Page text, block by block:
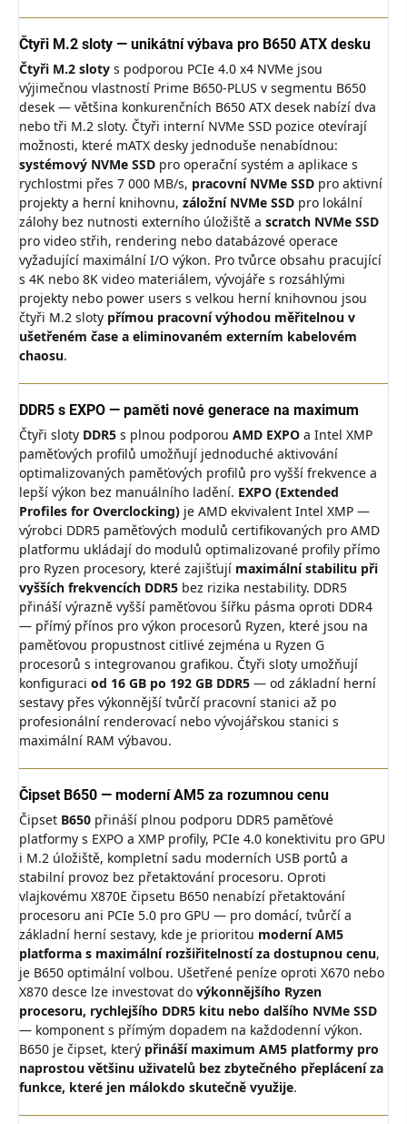
Čtyři M.2 sloty — unikátní výbava pro B650 ATX desku
Čtyři M.2 sloty s podporou PCIe 4.0 x4 NVMe jsou
výjimečnou vlastností Prime B650-PLUS v segmentu B650
desek — většina konkurenčních B650 ATX desek nabízí dva
nebo tři M.2 sloty. Čtyři interní NVMe SSD pozice otevírají
možnosti, které mATX desky jednoduše nenabídnou:
systémový NVMe SSD pro operační systém a aplikace s
rychlostmi přes 7 000 MB/s, pracovní NVMe SSD pro aktivní
projekty a herní knihovnu, záložní NVMe SSD pro lokální
zálohy bez nutnosti externího úložiště a scratch NVMe SSD
pro video střih, rendering nebo databázové operace
vyžadující maximální I/O výkon. Pro tvůrce obsahu pracující
s 4K nebo 8K video materiálem, vývojáře s rozsáhlými
projekty nebo power users s velkou herní knihovnou jsou
čtyři M.2 sloty přímou pracovní výhodou měřitelnou v
ušetřeném čase a eliminovaném externím kabelovém
chaosu.
DDR5 s EXPO — paměti nové generace na maximum
Čtyři sloty DDR5 s plnou podporou AMD EXPO a Intel XMP
paměťových profilů umožňují jednoduché aktivování
optimalizovaných paměťových profilů pro vyšší frekvence a
lepší výkon bez manuálního ladění. EXPO (Extended
Profiles for Overclocking) je AMD ekvivalent Intel XMP —
výrobci DDR5 paměťových modulů certifikovaných pro AMD
platformu ukládají do modulů optimalizované profily přímo
pro Ryzen procesory, které zajišťují maximální stabilitu při
vyšších frekvencích DDR5 bez rizika nestability. DDR5
přináší výrazně vyšší paměťovou šířku pásma oproti DDR4
— přímý přínos pro výkon procesorů Ryzen, které jsou na
paměťovou propustnost citlivé zejména u Ryzen G
procesorů s integrovanou grafikou. Čtyři sloty umožňují
konfiguraci od 16 GB po 192 GB DDR5 — od základní herní
sestavy přes výkonnější tvůrčí pracovní stanici až po
profesionální renderovací nebo vývojářskou stanici s
maximální RAM výbavou.
Čipset B650 — moderní AM5 za rozumnou cenu
Čipset B650 přináší plnou podporu DDR5 paměťové
platformy s EXPO a XMP profily, PCIe 4.0 konektivitu pro GPU
i M.2 úložiště, kompletní sadu moderních USB portů a
stabilní provoz bez přetaktování procesoru. Oproti
vlajkovému X870E čipsetu B650 nenabízí přetaktování
procesoru ani PCIe 5.0 pro GPU — pro domácí, tvůrčí a
základní herní sestavy, kde je prioritou moderní AM5
platforma s maximální rozšiřitelností za dostupnou cenu,
je B650 optimální volbou. Ušetřené peníze oproti X670 nebo
X870 desce lze investovat do výkonnějšího Ryzen
procesoru, rychlejšího DDR5 kitu nebo dalšího NVMe SSD
— komponent s přímým dopadem na každodenní výkon.
B650 je čipset, který přináší maximum AM5 platformy pro
naprostou většinu uživatelů bez zbytečného přeplácení za
funkce, které jen málokdo skutečně využije.